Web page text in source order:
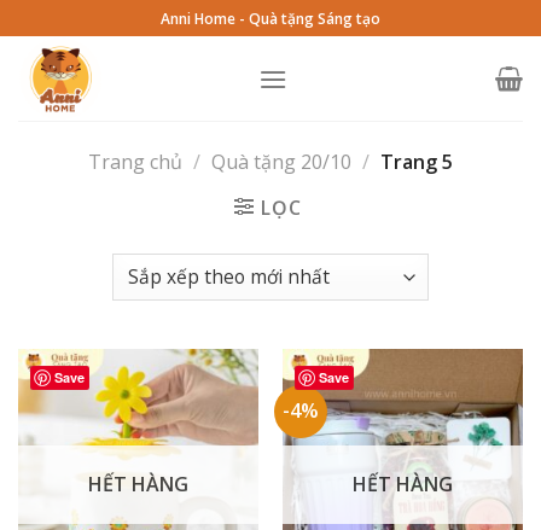
to
content
Anni Home - Quà tặng Sáng tạo
Trang chủ / Quà tặng 20/10 / Trang 5
LỌC
Save
HẾT HÀNG
Save
-4%
HẾT HÀNG